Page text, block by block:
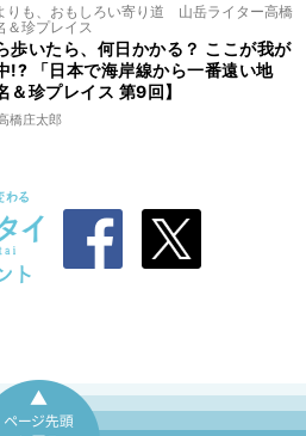
りも、おもしろい寄り道 山岳ライター高橋
＆珍プレイス
歩いたら、何日かかる？ ここが我が
!? 「日本で海岸線から一番遠い地
＆珍プレイス 第9回】
橋庄太郎